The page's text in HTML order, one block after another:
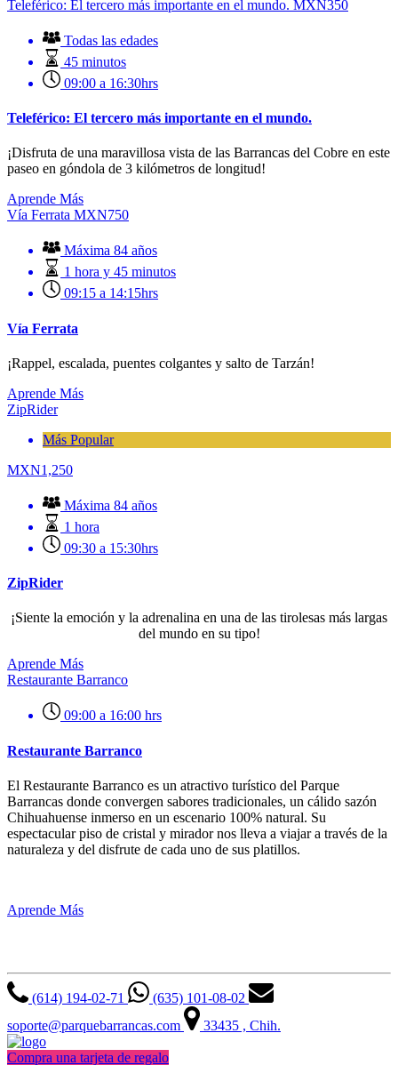
Teleférico: El tercero más importante en el mundo. MXN350
Todas las edades
45 minutos
09:00 a 16:30hrs
Teleférico: El tercero más importante en el mundo.
¡Disfruta de una maravillosa vista de las Barrancas del Cobre en este
paseo en góndola de 3 kilómetros de longitud!
Aprende Más
Vía Ferrata MXN750
Máxima 84 años
1 hora y 45 minutos
09:15 a 14:15hrs
Vía Ferrata
¡Rappel, escalada, puentes colgantes y salto de Tarzán!
Aprende Más
ZipRider
Más Popular
MXN1,250
Máxima 84 años
1 hora
09:30 a 15:30hrs
ZipRider
¡Siente la emoción y la adrenalina en una de las tirolesas más largas
del mundo en su tipo!
Aprende Más
Restaurante Barranco
09:00 a 16:00 hrs
Restaurante Barranco
El Restaurante Barranco es un atractivo turístico del Parque
Barrancas donde convergen sabores tradicionales, un cálido sazón
Chihuahuense inmerso en un escenario 100% natural. Su
espectacular piso de cristal y mirador nos lleva a viajar a través de la
naturaleza y del disfrute de cada uno de sus platillos.
Aprende Más
(614) 194-02-71
(635) 101-08-02
soporte@parquebarrancas.com
33435 , Chih.
Compra una tarjeta de regalo